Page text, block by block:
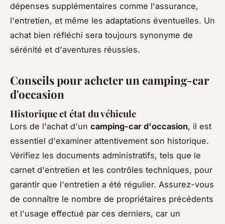
dépenses supplémentaires comme l'assurance,
l'entretien, et même les adaptations éventuelles. Un
achat bien réfléchi sera toujours synonyme de
sérénité et d'aventures réussies.
Conseils pour acheter un camping-car
d'occasion
Historique et état du véhicule
Lors de l'achat d'un camping-car d'occasion, il est
essentiel d'examiner attentivement son historique.
Vérifiez les documents administratifs, tels que le
carnet d'entretien et les contrôles techniques, pour
garantir que l'entretien a été régulier. Assurez-vous
de connaître le nombre de propriétaires précédents
et l'usage effectué par ces derniers, car un